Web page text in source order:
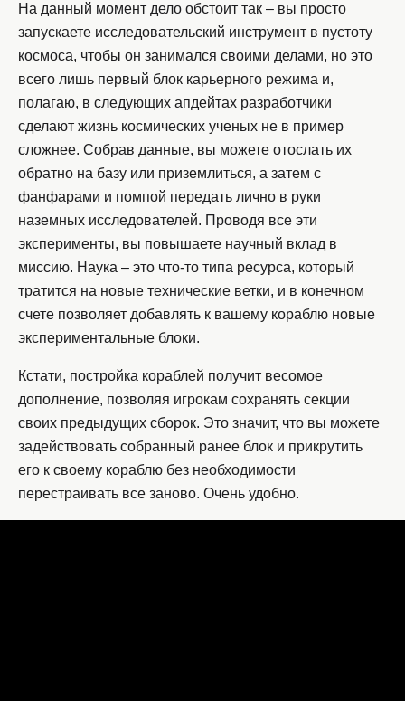
На данный момент дело обстоит так – вы просто
запускаете исследовательский инструмент в пустоту
космоса, чтобы он занимался своими делами, но это
всего лишь первый блок карьерного режима и,
полагаю, в следующих апдейтах разработчики
сделают жизнь космических ученых не в пример
сложнее. Собрав данные, вы можете отослать их
обратно на базу или приземлиться, а затем с
фанфарами и помпой передать лично в руки
наземных исследователей. Проводя все эти
эксперименты, вы повышаете научный вклад в
миссию. Наука – это что-то типа ресурса, который
тратится на новые технические ветки, и в конечном
счете позволяет добавлять к вашему кораблю новые
экспериментальные блоки.
Кстати, постройка кораблей получит весомое
дополнение, позволяя игрокам сохранять секции
своих предыдущих сборок. Это значит, что вы можете
задействовать собранный ранее блок и прикрутить
его к своему кораблю без необходимости
перестраивать все заново. Очень удобно.